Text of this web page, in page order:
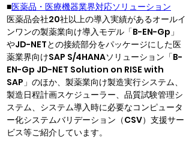
■医薬品・医療機器業界対応ソリューション
医薬品会社20社以上の導入実績があるオールイ
ンワンの製薬業向け導入モデル「B-EN-Gp」
やJD-NETとの接続部分をパッケージにした医
薬業界向けSAP S/4HANAソリューション「B-
EN-Gp JD-NET Solution on RISE with
SAP」のほか、製薬業向け製造実行システム、
製造日程計画スケジューラー、品質試験管理シ
ステム、システム導入時に必要なコンピュータ
ー化システムバリデーション（CSV）支援サー
ビス等ご紹介しています。